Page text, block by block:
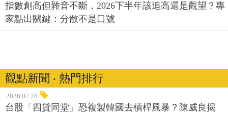
指數創高但雜音不斷，2026下半年該追高還是觀望？專
家點出關鍵：分散不是口號
觀點新聞 ‧ 熱門排行
2026.07.28
台股「四貸同堂」恐複製韓國去槓桿風暴？陳威良揭